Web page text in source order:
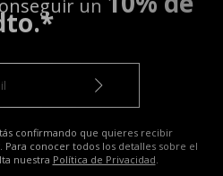
un
confirmando que quieres recibir
Para conocer todos los detalles sobre el
nuestra Política de Privacidad.